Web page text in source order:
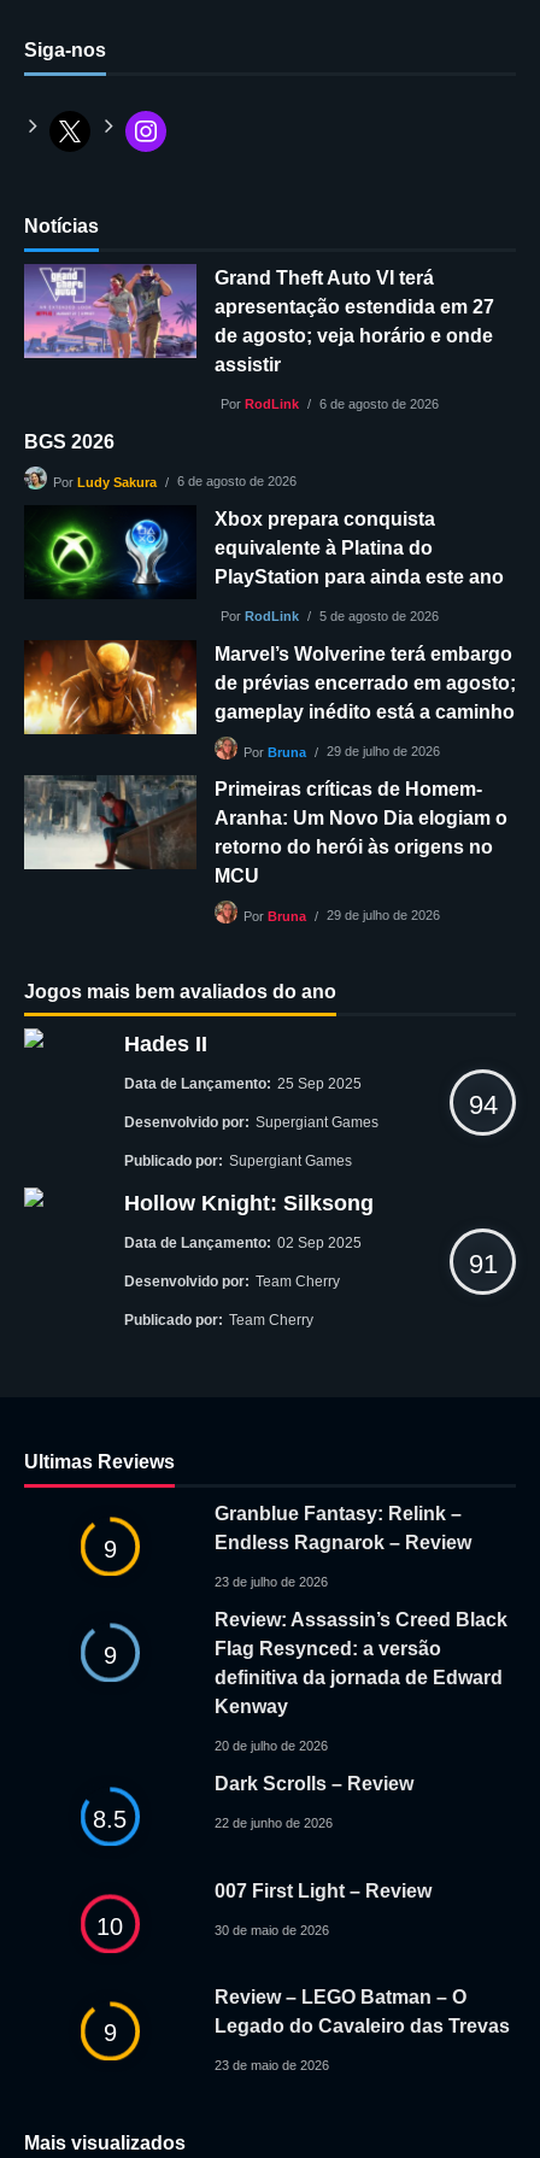
Siga-nos
Notícias
Grand Theft Auto VI terá
apresentação estendida em 27
de agosto; veja horário e onde
assistir
Por RodLink 6 de agosto de 2026
BGS 2026
PorLudy Sakura 6 de agosto de 2026
Xbox prepara conquista
equivalente à Platina do
PlayStation para ainda este ano
Por RodLink 5 de agosto de 2026
Marvel’s Wolverine terá embargo
de prévias encerrado em agosto;
gameplay inédito está a caminho
PorBruna 29 de julho de 2026
Primeiras críticas de Homem-
Aranha: Um Novo Dia elogiam o
retorno do herói às origens no
MCU
PorBruna 29 de julho de 2026
Jogos mais bem avaliados do ano
Hades II
Data de Lançamento: 25 Sep 2025
Desenvolvido por: Supergiant Games
Publicado por: Supergiant Games
94
Hollow Knight: Silksong
Data de Lançamento: 02 Sep 2025
Desenvolvido por: Team Cherry
Publicado por: Team Cherry
91
Ultimas Reviews
9
Granblue Fantasy: Relink –
Endless Ragnarok – Review
23 de julho de 2026
9
Review: Assassin’s Creed Black
Flag Resynced: a versão
definitiva da jornada de Edward
Kenway
20 de julho de 2026
8.5
Dark Scrolls – Review
22 de junho de 2026
10
007 First Light – Review
30 de maio de 2026
9
Review – LEGO Batman – O
Legado do Cavaleiro das Trevas
23 de maio de 2026
Mais visualizados